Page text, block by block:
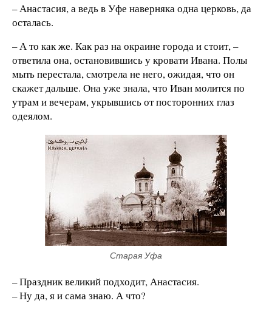
– Анастасия, а ведь в Уфе наверняка одна церковь, да
осталась.
– А то как же. Как раз на окраине города и стоит, –
ответила она, остановившись у кровати Ивана. Полы
мыть перестала, смотрела не него, ожидая, что он
скажет дальше. Она уже знала, что Иван молится по
утрам и вечерам, укрывшись от посторонних глаз
одеялом.
Старая Уфа
– Праздник великий подходит, Анастасия.
– Ну да, я и сама знаю. А что?